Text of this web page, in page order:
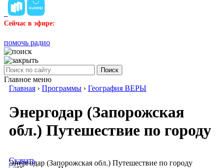
Сейчас в эфире:
помочь радио
Поиск
Главное меню
Главная › Программы › География ВЕРЫ
Энергодар (Запорожская
обл.) Путешествие по городу
Энергодар (Запорожская обл.) Путешествие по городу
Скачать